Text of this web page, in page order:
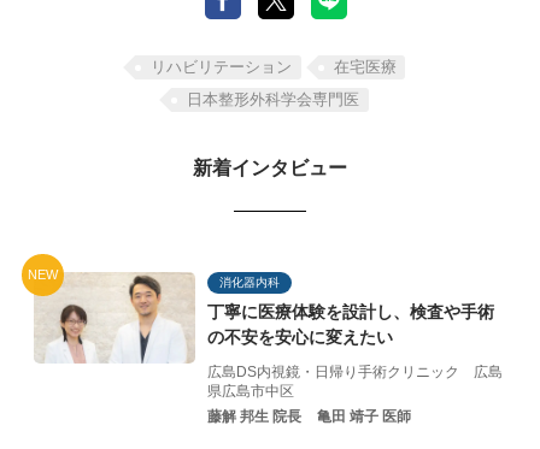
リハビリテーション
在宅医療
日本整形外科学会専門医
新着インタビュー
NEW
消化器内科
丁寧に医療体験を設計し、 検査や手術
の不安を安心に変えたい
広島DS内視鏡・日帰り手術クリニック 広島
県広島市中区
藤解 邦生 院長
亀田 靖子 医師